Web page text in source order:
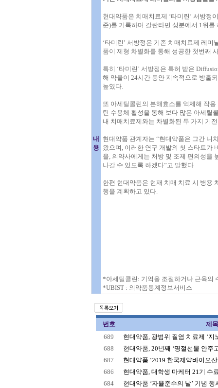
내
용
현대약품은 치매치료제 ‘타미린’ 서방정
준)를 기록하며 갈란타민 성분에서 1위를
‘타미린’ 서방정은 기존 치매치료제 레
품이 제형 차별화를 통해 성공한 첫번째
특히 ‘타미린’ 서방정은 특허 받은
해 약물이 24시간 동안 지속적으로 방출
높였다.
또 아세틸콜린의 분해효소를 억제해 작
틴 수용체 활성을 통해 보다 많은 아세틸
내 치매치료제와는 차별화된 두 가지 기
현대약품 관계자는 “현대약품은 그간 니
왔으며, 이러한 연구 개발의 첫 스타트가
을, 의약사에게는 처방 및 조제 편의성을
나갈 수 있도록 하겠다”고 말했다.
한편 현대약품은 현재 치매 치료 시 병용
행을 계획하고 있다.
*아세틸콜린: 기억을 조절하거나 근육의
*UBIST : 의약품통계정보서비스
번호
제목
689
현대약품, 광범위 질염 치료제 ‘지
688
현대약품, 20년째 ‘명절선물 안주
687
현대약품 ‘2019 한국제약바이오
686
현대약품, 대학생 마케터 21기 수
684
현대약품 ‘자율준수의 날’ 기념 행